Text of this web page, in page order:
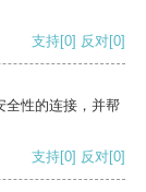
支持[0] 反对[0]
全性的连接，并帮
支持[0] 反对[0]